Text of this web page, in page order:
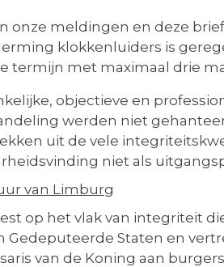
meldingen en deze
klokkenluiders is
termijn met maximaal drie
objectieve en
werden niet
uit de vele
niet als
van Limburg
op het vlak van integriteit
Staten en
van de Koning aan